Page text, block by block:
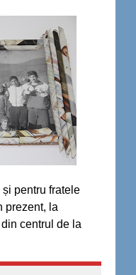
pentru fratele
prezent, la
centrul de la